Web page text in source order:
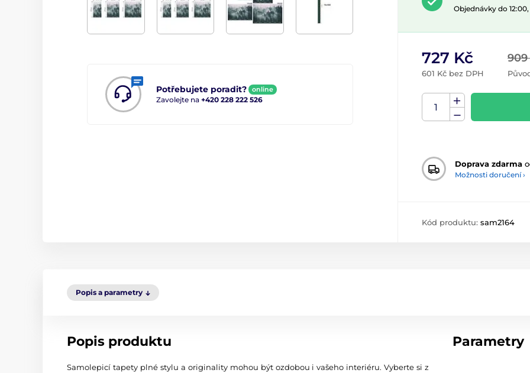
Potřebujete poradit? online
Zavolejte na +420 228 222 526
Objednávky do
909
727 Kč
601 Kč bez DPH
Doprava zdarma
Možnosti doručení ›
Kód produktu: sam2164
Popis a parametry
Popis produktu
Samolepicí tapety plné stylu a originality mohou být ozdobou i vašeho interiéru. Vyberte si z
Parametry